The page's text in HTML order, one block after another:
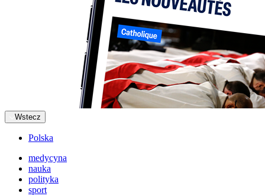
Wstecz
Polska
medycyna
nauka
polityka
sport